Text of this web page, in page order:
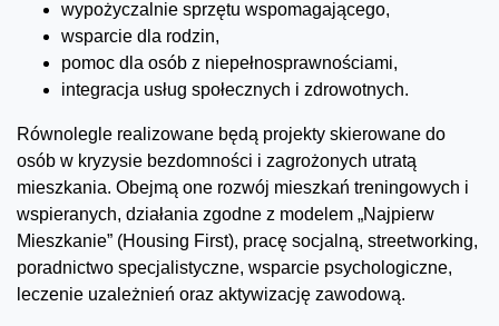
wypożyczalnie sprzętu wspomagającego,
wsparcie dla rodzin,
pomoc dla osób z niepełnosprawnościami,
integracja usług społecznych i zdrowotnych.
Równolegle realizowane będą projekty skierowane do
osób w kryzysie bezdomności i zagrożonych utratą
mieszkania. Obejmą one rozwój mieszkań treningowych i
wspieranych, działania zgodne z modelem „Najpierw
Mieszkanie” (Housing First), pracę socjalną, streetworking,
poradnictwo specjalistyczne, wsparcie psychologiczne,
leczenie uzależnień oraz aktywizację zawodową.